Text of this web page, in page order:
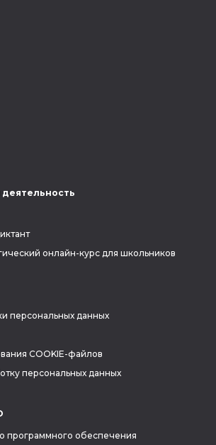
онлайн-курс для школьников
персональных данных
COOKIE-файлов
персональных данных
программного обеспечения